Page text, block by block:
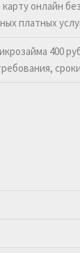
онлайн
платных
400